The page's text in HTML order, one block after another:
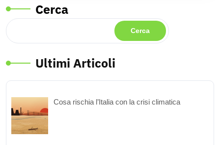
Cerca
Cerca
Ultimi Articoli
Cosa rischia l’Italia con la crisi climatica